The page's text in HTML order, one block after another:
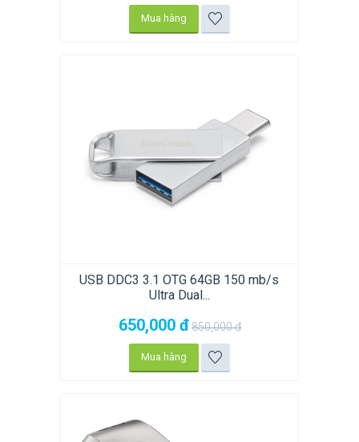
Mua hàng
USB DDC3 3.1 OTG 64GB 150 mb/s
Ultra Dual...
650,000 đ850,000đ
Mua hàng